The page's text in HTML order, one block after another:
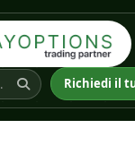
Richiedi il